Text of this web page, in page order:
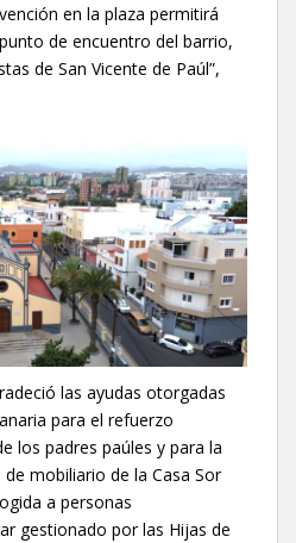
en la plaza permitirá
de encuentro del barrio,
de San Vicente de Paúl”,
las ayudas otorgadas
para el refuerzo
los padres paúles y para la
mobiliario de la Casa Sor
a personas
gestionado por las Hijas de